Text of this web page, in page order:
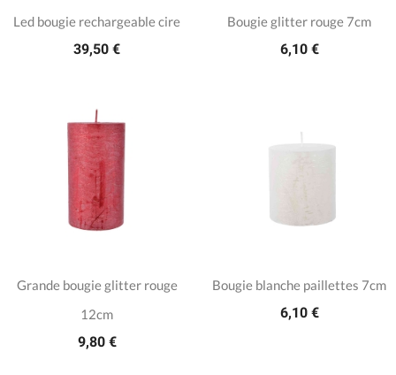
Led bougie rechargeable cire
39,50 €
Bougie glitter rouge 7cm
6,10 €
Grande bougie glitter rouge
12cm
9,80 €
Bougie blanche paillettes 7cm
6,10 €